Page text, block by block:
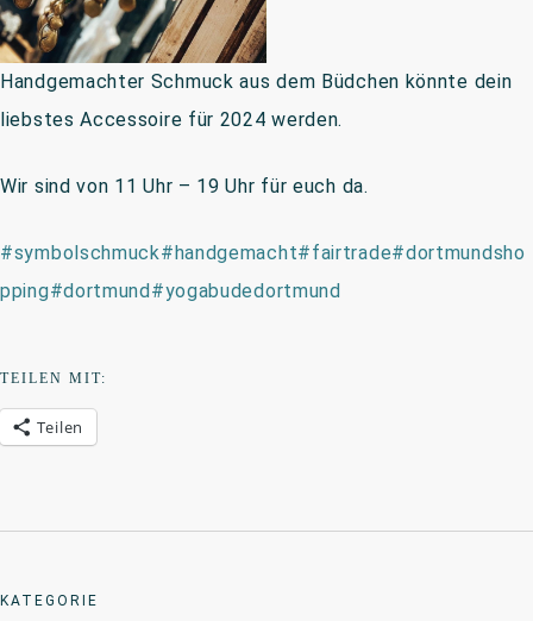
Handgemachter Schmuck aus dem Büdchen könnte dein
liebstes Accessoire für 2024 werden.
Wir sind von 11 Uhr – 19 Uhr für euch da.
#symbolschmuck#handgemacht#fairtrade#dortmundsho
pping#dortmund#yogabudedortmund
TEILEN MIT:
Teilen
KATEGORIE